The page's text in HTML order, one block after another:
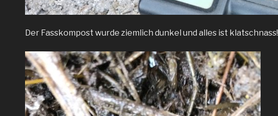
Der Fasskompost wurde ziemlich dunkel und alles ist klatschnass!